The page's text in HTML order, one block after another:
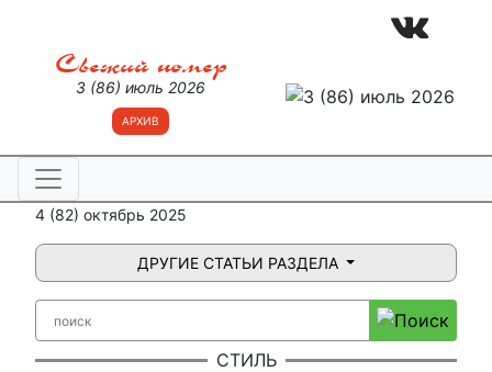
Свежий номер
3 (86) июль 2026
АРХИВ
4 (82) октябрь 2025
ДРУГИЕ СТАТЬИ РАЗДЕЛА
СТИЛЬ